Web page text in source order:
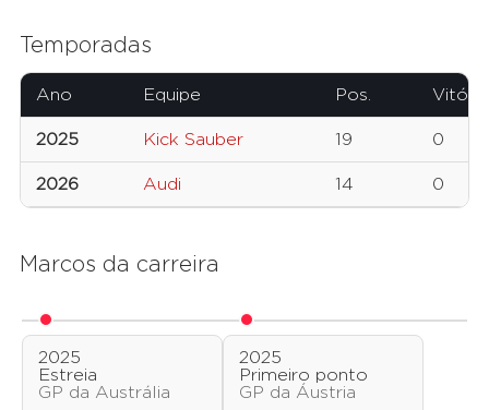
Temporadas
Ano Equipe Pos.
2025 Kick Sauber 19 0
2026 Audi 14 0
Marcos da carreira
2025
Estreia
GP da Austrália
2025
Primeiro ponto
GP da Áustria